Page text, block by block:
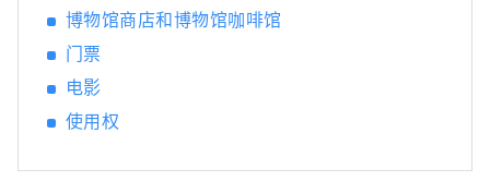
我们会介绍一些受欢迎的旅游景点和活动。 ◇
京仅几分钟路程的城市，但却拥有壮观的自然
博物馆商店和博物馆咖啡馆
门票
电影
使用权